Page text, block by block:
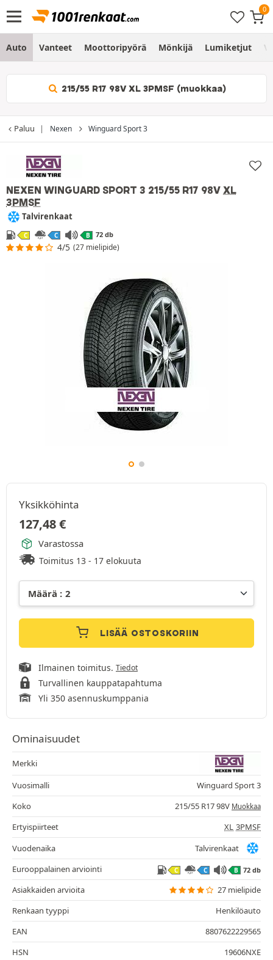
Auto Vanteet Moottoripyörä Mönkijä Lumiketjut
215/55 R17 98V XL 3PMSF (muokkaa)
Paluu Nexen Winguard Sport 3
NEXEN WINGUARD SPORT 3 215/55 R17 98V XL
3PMSF
Talvirenkaat
C C B 72 db
4/5 (27 mielipide)
Yksikköhinta
127,48€
Varastossa
Toimitus 13 - 17 elokuuta
LISÄÄ OSTOSKORIIN
Ilmainen toimitus. Tiedot
Turvallinen kauppatapahtuma
Yli 350 asennuskumppania
Ominaisuudet
Merkki
Vuosimalli
Winguard Sport 3
Koko
215/55 R17 98V Muokkaa
Ertyispiirteet XL 3PMSF
Vuodenaika
Talvirenkaat
Eurooppalainen arviointi
C C B 72 db
Asiakkaiden arvioita
27 mielipide
Renkaan tyyppi
Henkilöauto
EAN
8807622229565
HSN
19606NXE